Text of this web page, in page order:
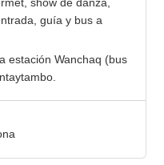
show de danza,
guía y bus a
estación Wanchaq (bus